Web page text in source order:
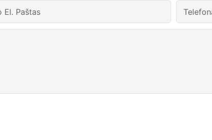
El. Paštas